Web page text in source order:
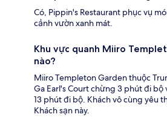
Có, Pippin's Restaurant phục vụ
cảnh vườn xanh mát.
Khu vực quanh Miiro
nào?
Miiro Templeton Garden thuộc
Ga Earl's Court chừng 3 phút đi
13 phút đi bộ. Khách vô cùng yêu
Khách sạn này.